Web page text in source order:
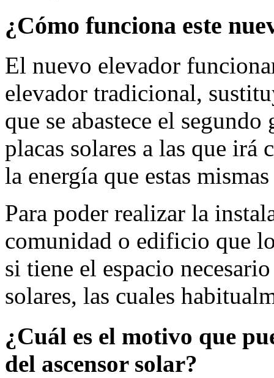
¿Cómo funciona este
El nuevo elevador
elevador tradicional,
que se abastece el
placas solares a las que irá
la energía que estas
Para poder realizar la
comunidad o edificio que
si tiene el espacio
solares, las cuales
¿Cuál es el motivo que
del ascensor solar?